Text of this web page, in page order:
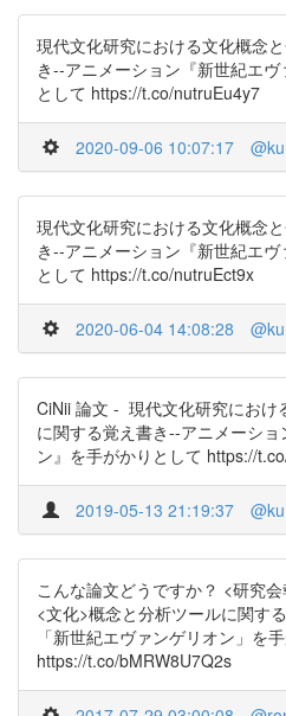
現代文化研究における文化概念
き--アニメーション『新世紀エ
として https://t.co/nutruEu4y7
2020-09-06 10:07:17
現代文化研究における文化概念
き--アニメーション『新世紀エ
として https://t.co/nutruEct9x
2020-06-04 14:08:28
CiNii 論文 - 現代文化研究におけ
に関する覚え書き--アニメーシ
ン』を手がかりとして https://
2019-05-13 21:19:37
こんな論文どうですか？ <研究
<文化>概念と分析ツールに関す
「新世紀エヴァンゲリオン」を
https://t.co/bMRW8U7Q2s